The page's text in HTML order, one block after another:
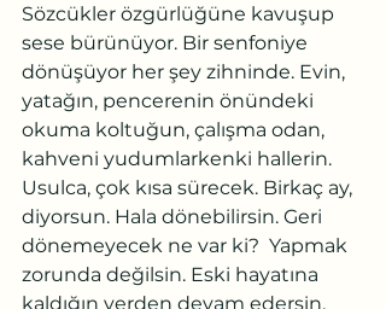
Sözcükler özgürlüğüne kavuşup
sese bürünüyor. Bir senfoniye
dönüşüyor her şey zihninde. Evin,
yatağın, pencerenin önündeki
okuma koltuğun, çalışma odan,
kahveni yudumlarkenki hallerin.
Usulca, çok kısa sürecek. Birkaç ay,
diyorsun. Hala dönebilirsin. Geri
dönemeyecek ne var ki?  Yapmak
zorunda değilsin. Eski hayatına
kaldığın yerden devam edersin.